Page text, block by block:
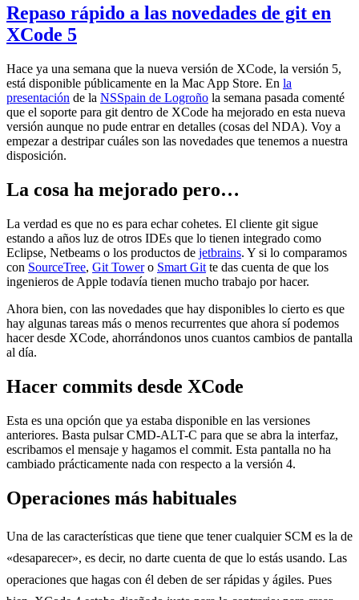
Repaso rápido a las novedades de git en
XCode 5
Hace ya una semana que la nueva versión de XCode, la versión 5,
está disponible públicamente en la Mac App Store. En la
presentación de la NSSpain de Logroño la semana pasada comenté
que el soporte para git dentro de XCode ha mejorado en esta nueva
versión aunque no pude entrar en detalles (cosas del NDA). Voy a
empezar a destripar cuáles son las novedades que tenemos a nuestra
disposición.
La cosa ha mejorado pero…
La verdad es que no es para echar cohetes. El cliente git sigue
estando a años luz de otros IDEs que lo tienen integrado como
Eclipse, Netbeams o los productos de jetbrains. Y si lo comparamos
con SourceTree, Git Towero Smart Git te das cuenta de que los
ingenieros de Apple todavía tienen mucho trabajo por hacer.
Ahora bien, con las novedades que hay disponibles lo cierto es que
hay algunas tareas más o menos recurrentes que ahora sí podemos
hacer desde XCode, ahorrándonos unos cuantos cambios de pantalla
al día.
Hacer commits desde XCode
Esta es una opción que ya estaba disponible en las versiones
anteriores. Basta pulsar CMD-ALT-C para que se abra la interfaz,
escribamos el mensaje y hagamos el commit. Esta pantalla no ha
cambiado prácticamente nada con respecto a la versión 4.
Operaciones más habituales
Una de las características que tiene que tener cualquier SCM es la de
«desaparecer», es decir, no darte cuenta de que lo estás usando. Las
operaciones que hagas con él deben de ser rápidas y ágiles. Pues